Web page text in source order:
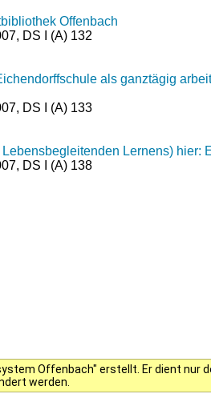
Offenbach
DS I (A) 132
als ganztägig
DS I (A) 133
Lernens)
DS I (A) 138
Offenbach" erstellt. Er dient
werden.